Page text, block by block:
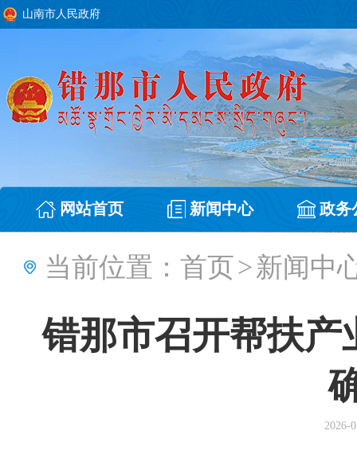
山南市人民政府
网站首页 新闻中心 政务
当前位置： 首页>新闻中
错那市召开帮扶产
2026-